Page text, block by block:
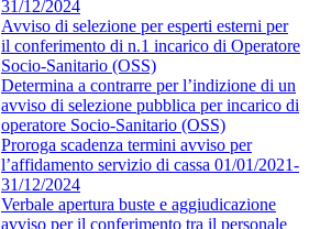
31/12/2024
Avviso di selezione per esperti esterni per
il conferimento di n.1 incarico di Operatore
Socio-Sanitario (OSS)
Determina a contrarre per l’indizione di un
avviso di selezione pubblica per incarico di
operatore Socio-Sanitario (OSS)
Proroga scadenza termini avviso per
l’affidamento servizio di cassa 01/01/2021-
31/12/2024
Verbale apertura buste e aggiudicazione
avviso per il conferimento tra il personale